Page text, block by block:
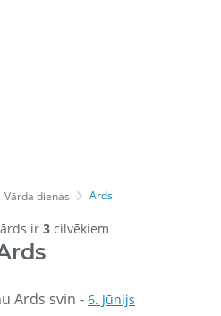
Vārda dienas Ards
ir 3 cilvēkiem
Ards svin - 6. Jūnijs